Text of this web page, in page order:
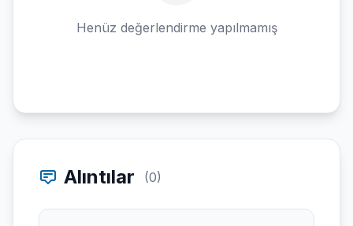
Henüz değerlendirme yapılmamış
Alıntılar (0)